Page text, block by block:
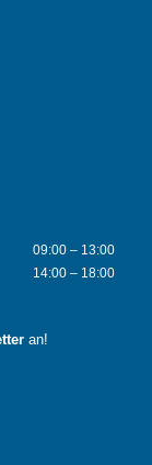
09:00 – 13:00
14:00 – 18:00
an!